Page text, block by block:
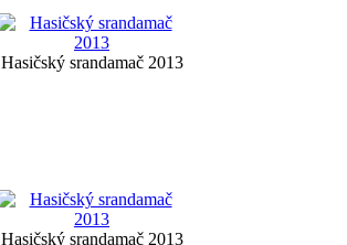
Hasičský srandamač 2013
Hasičský srandamač 2013